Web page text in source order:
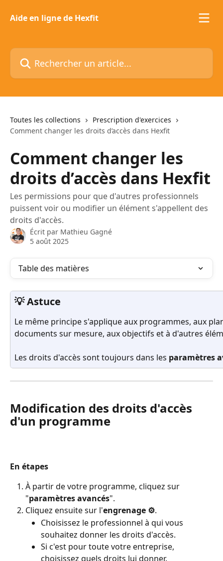
Aide en ligne de Hexfit
Rechercher un article...
Toutes les collections
Prescription d'exercices
Comment changer les droits d’accès dans Hexfit
Comment changer les
droits d’accès dans Hexfit
Les permissions pour que d'autres professionnels
puissent voir ou modifier un élément s'appellent des
droits d'accès.
Écrit par Mathieu Gagné
5 août 2025
Table des matières
💡 Astuce
Le même principe s'applique aux programmes, aux
documents sur mesure, aux objectifs et à d'autres
Les droits d'accès sont toujours dans les paramètres
Modification des droits d'accès
d'un programme
En étapes
À partir de votre programme, cliquez sur
"paramètres avancés".
Cliquez ensuite sur l'engrenage ⚙️.
Choisissez le professionnel à qui vous
souhaitez donner les droits d'accès.
Si c'est pour toute votre entreprise,
choisissez quels droits lui donner.